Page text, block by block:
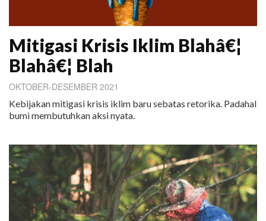
Mitigasi Krisis Iklim Blahâ€¦
Blahâ€¦ Blah
OKTOBER-DESEMBER 2021
Kebijakan mitigasi krisis iklim baru sebatas retorika. Padahal
bumi membutuhkan aksi nyata.